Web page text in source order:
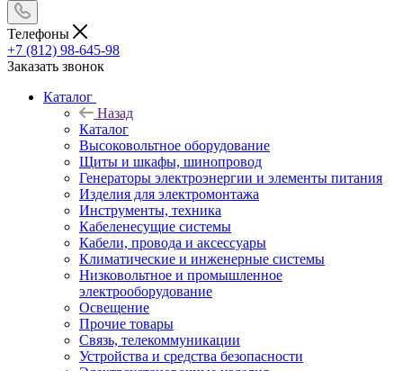
Телефоны
+7 (812) 98-645-98
Заказать звонок
Каталог
Назад
Каталог
Высоковольтное оборудование
Щиты и шкафы, шинопровод
Генераторы электроэнергии и элементы питания
Изделия для электромонтажа
Инструменты, техника
Кабеленесущие системы
Кабели, провода и аксессуары
Климатические и инженерные системы
Низковольтное и промышленное
электрооборудование
Освещение
Прочие товары
Связь, телекоммуникации
Устройства и средства безопасности